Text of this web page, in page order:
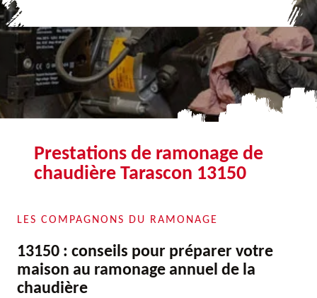
Prestations de ramonage de
chaudière Tarascon 13150
LES COMPAGNONS DU RAMONAGE
13150 : conseils pour préparer votre
maison au ramonage annuel de la
chaudière